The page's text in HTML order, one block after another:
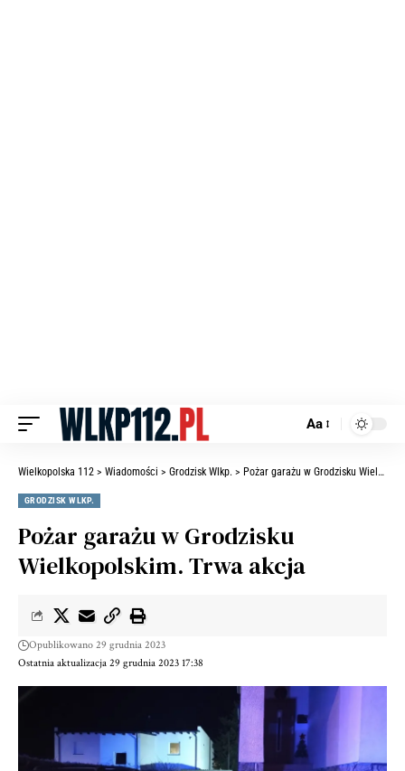
Aa
Wielkopolska 112 > Wiadomości > Grodzisk Wlkp. > Pożar garażu w Grodzisku Wielkopolskim. Trwa akcja
GRODZISK WLKP.
Pożar garażu w Grodzisku
Wielkopolskim. Trwa akcja
Ostatnia aktualizacja 29 grudnia 2023 17:38
Opublikowano 29 grudnia 2023